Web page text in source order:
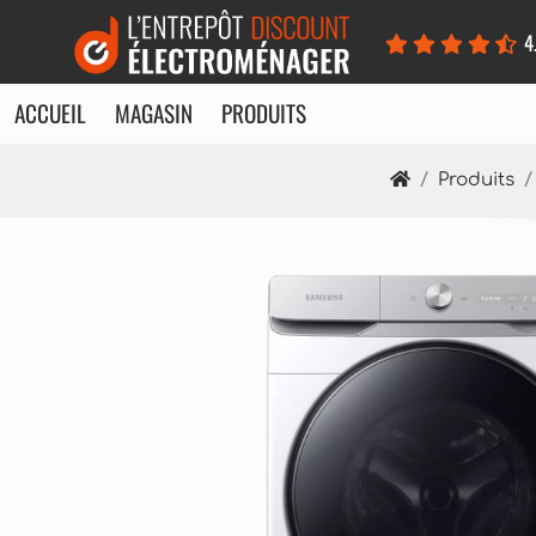
ACCUEIL MAGASIN PRODUITS
Produits
Panneau de gestion des cookies